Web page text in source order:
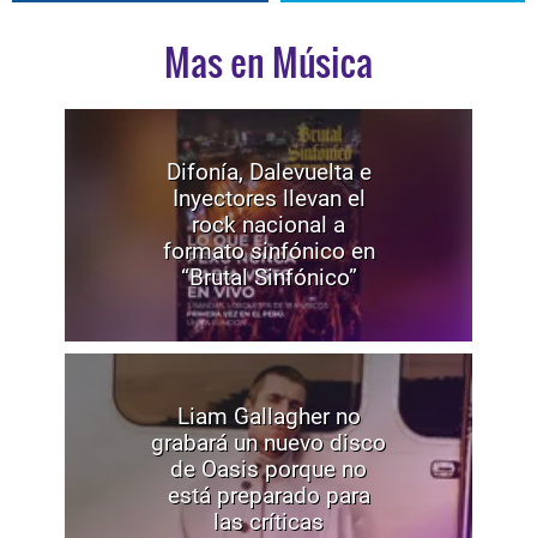
Mas en Música
Difonía, Dalevuelta e
Inyectores llevan el
rock nacional a
formato sinfónico en
“Brutal Sinfónico”
Liam Gallagher no
grabará un nuevo disco
de Oasis porque no
está preparado para
las críticas